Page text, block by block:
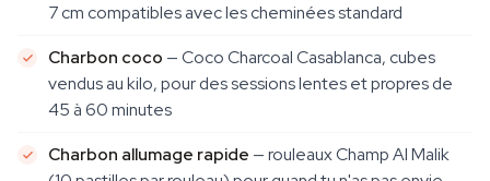
7 cm compatibles avec les cheminées standard
Charbon coco — Coco Charcoal Casablanca, cubes
vendus au kilo, pour des sessions lentes et propres de
45 à 60 minutes
Charbon allumage rapide — rouleaux Champ Al Malik